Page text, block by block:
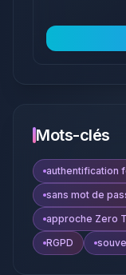
Mots-clés
authentification
sans mot de
approche Zero
RGPD